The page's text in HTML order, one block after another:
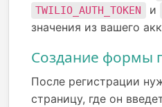
TWILIO_AUTH_TOKEN и
значения из вашего
Создание формы
После регистрации
страницу, где он